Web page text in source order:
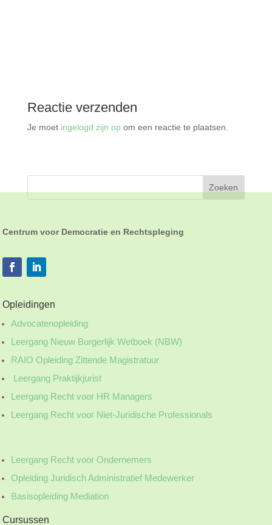
Reactie verzenden
Je moet ingelogd zijn op om een reactie te plaatsen.
Centrum voor Democratie en Rechtspleging
Opleidingen
Advocatenopleiding
Leergang Nieuw Burgerlijk Wetboek (NBW)
RAIO Opleiding Zittende Magistratuur
Leergang Praktijkjurist
Leergang Recht voor HR Managers
Leergang Recht voor Niet-Juridische Professionals
Leergang Recht voor Ondernemers
Opleiding Juridisch Administratief Medewerker
Basisopleiding Mediation
Cursussen